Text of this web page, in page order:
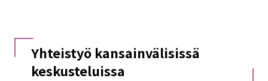
Yhteistyö kansainvälisissä
keskusteluissa